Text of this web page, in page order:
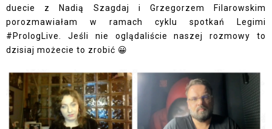
duecie z Nadią Szagdaj i Grzegorzem Filarowskim
porozmawiałam w ramach cyklu spotkań Legimi
#PrologLive. Jeśli nie oglądaliście naszej rozmowy to
dzisiaj możecie to zrobić 😀